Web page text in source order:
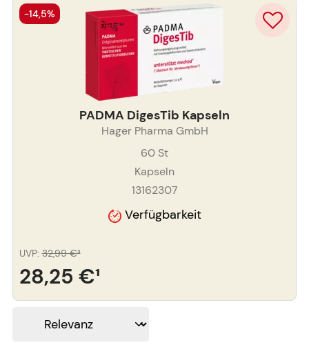
PADMA DigesTib Kapseln
Hager Pharma GmbH
60 St
Kapseln
13162307
Verfügbarkeit
28,25 €¹
UVP: 32,99 €³
-14,5%